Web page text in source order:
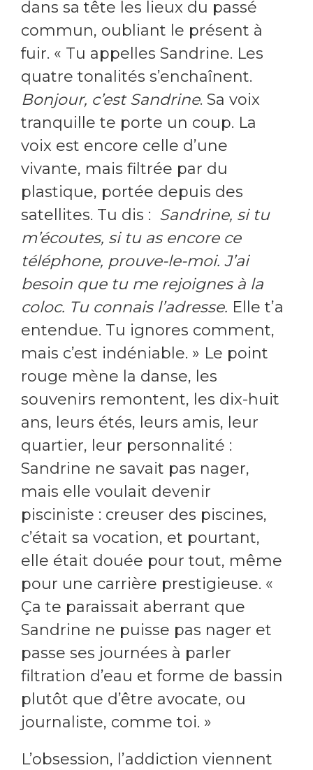
dans sa tête les lieux du passé
commun, oubliant le présent à
fuir. « Tu appelles Sandrine. Les
quatre tonalités s’enchaînent.
Bonjour, c’est Sandrine. Sa voix
tranquille te porte un coup. La
voix est encore celle d’une
vivante, mais filtrée par du
plastique, portée depuis des
satellites. Tu dis : Sandrine, si tu
m’écoutes, si tu as encore ce
téléphone, prouve-le-moi. J’ai
besoin que tu me rejoignes à la
coloc. Tu connais l’adresse. Elle t’a
entendue. Tu ignores comment,
mais c’est indéniable. » Le point
rouge mène la danse, les
souvenirs remontent, les dix-huit
ans, leurs étés, leurs amis, leur
quartier, leur personnalité :
Sandrine ne savait pas nager,
mais elle voulait devenir
pisciniste : creuser des piscines,
c’était sa vocation, et pourtant,
elle était douée pour tout, même
pour une carrière prestigieuse. «
Ça te paraissait aberrant que
Sandrine ne puisse pas nager et
passe ses journées à parler
filtration d’eau et forme de bassin
plutôt que d’être avocate, ou
journaliste, comme toi. »
L’obsession, l’addiction viennent